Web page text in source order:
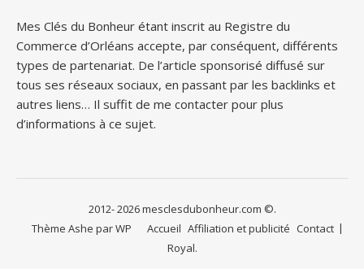
Mes Clés du Bonheur étant inscrit au Registre du
Commerce d’Orléans accepte, par conséquent, différents
types de partenariat. De l’article sponsorisé diffusé sur
tous ses réseaux sociaux, en passant par les backlinks et
autres liens… Il suffit de me contacter pour plus
d’informations à ce sujet.
2012- 2026 mesclesdubonheur.com ©.
Accueil Affiliation et publicité Contact
Thème Ashe parWP
Royal.